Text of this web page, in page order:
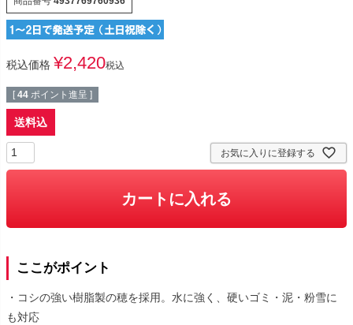
税込価格 ¥2,420税込
[ 44 ポイント進呈 ]
送料込
お気に入りに登録する
カートに入れる
ここがポイント
・コシの強い樹脂製の穂を採用。水に強く、硬いゴミ・泥・粉雪に
も対応